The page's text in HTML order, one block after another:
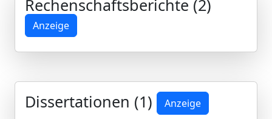
Rechenschaftsberichte (2)
Anzeige
Dissertationen (1) Anzeige